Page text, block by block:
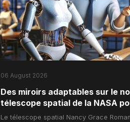
06 August 2026
Des miroirs adaptables sur le
télescope spatial de la NASA
découvrir des Jupiters
Le télescope spatial Nancy Grace